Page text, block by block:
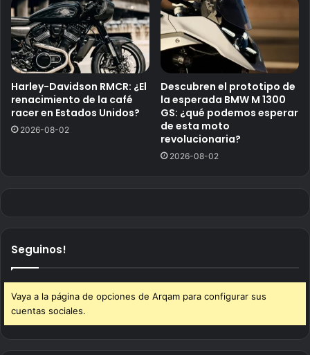
Harley-Davidson RMCR: ¿El
renacimiento de la café
racer en Estados Unidos?
2026-08-02
Descubren el prototipo de
la esperada BMW M 1300
GS: ¿qué podemos esperar
de esta moto
revolucionaria?
2026-08-02
Seguinos!
Vaya a la página de opciones de Arqam para configurar sus
cuentas sociales.